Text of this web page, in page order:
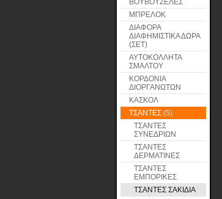
ΒΟΥΒΟΥΖΕΛΕΣ
ΜΠΡΕΛΟΚ
ΔΙΑΦΟΡΑ
ΔΙΑΦΗΜΙΣΤΙΚΑ ΔΩΡΑ
(ΣΕΤ)
ΑΥΤΟΚΟΛΛΗΤΑ
ΣΜΑΛΤΟΥ
ΚΟΡΔΟΝΙΑ
ΔΙΟΡΓΑΝΩΤΩΝ
ΚΑΣΚΟΛ
ΤΣΑΝΤΕΣ (5)
ΤΣΑΝΤΕΣ
ΣΥΝΕΔΡΙΩΝ
ΤΣΑΝΤΕΣ
ΔΕΡΜΑΤΙΝΕΣ
ΤΣΑΝΤΕΣ
ΕΜΠΟΡΙΚΕΣ
ΤΣΑΝΤΕΣ ΣΑΚΙΔΙΑ